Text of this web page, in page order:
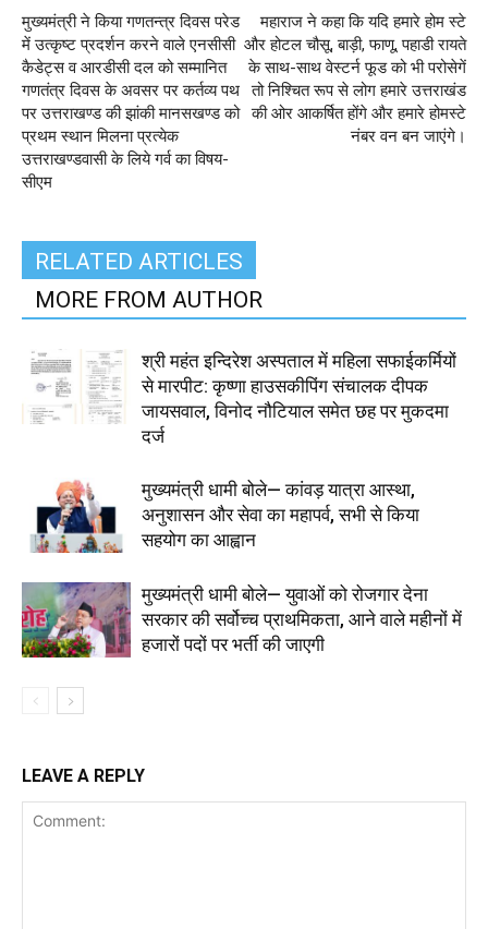
मुख्यमंत्री ने किया गणतन्त्र दिवस परेड
में उत्कृष्ट प्रदर्शन करने वाले एनसीसी
कैडेट्स व आरडीसी दल को सम्मानित
गणतंत्र दिवस के अवसर पर कर्तव्य पथ
पर उत्तराखण्ड की झांकी मानसखण्ड को
प्रथम स्थान मिलना प्रत्येक
उत्तराखण्डवासी के लिये गर्व का विषय-
सीएम
महाराज ने कहा कि यदि हमारे होम स्टे
और होटल चौसू, बाड़ी, फाणू, पहाडी रायते
के साथ-साथ वेस्टर्न फूड को भी परोसेगें
तो निश्चित रूप से लोग हमारे उत्तराखंड
की ओर आकर्षित होंगे और हमारे होमस्टे
नंबर वन बन जाएंगे।
RELATED ARTICLES
MORE FROM AUTHOR
श्री महंत इन्दिरेश अस्पताल में महिला सफाईकर्मियों
से मारपीट: कृष्णा हाउसकीपिंग संचालक दीपक
जायसवाल, विनोद नौटियाल समेत छह पर मुकदमा
दर्ज
मुख्यमंत्री धामी बोले— कांवड़ यात्रा आस्था,
अनुशासन और सेवा का महापर्व, सभी से किया
सहयोग का आह्वान
मुख्यमंत्री धामी बोले— युवाओं को रोजगार देना
सरकार की सर्वोच्च प्राथमिकता, आने वाले महीनों में
हजारों पदों पर भर्ती की जाएगी
LEAVE A REPLY